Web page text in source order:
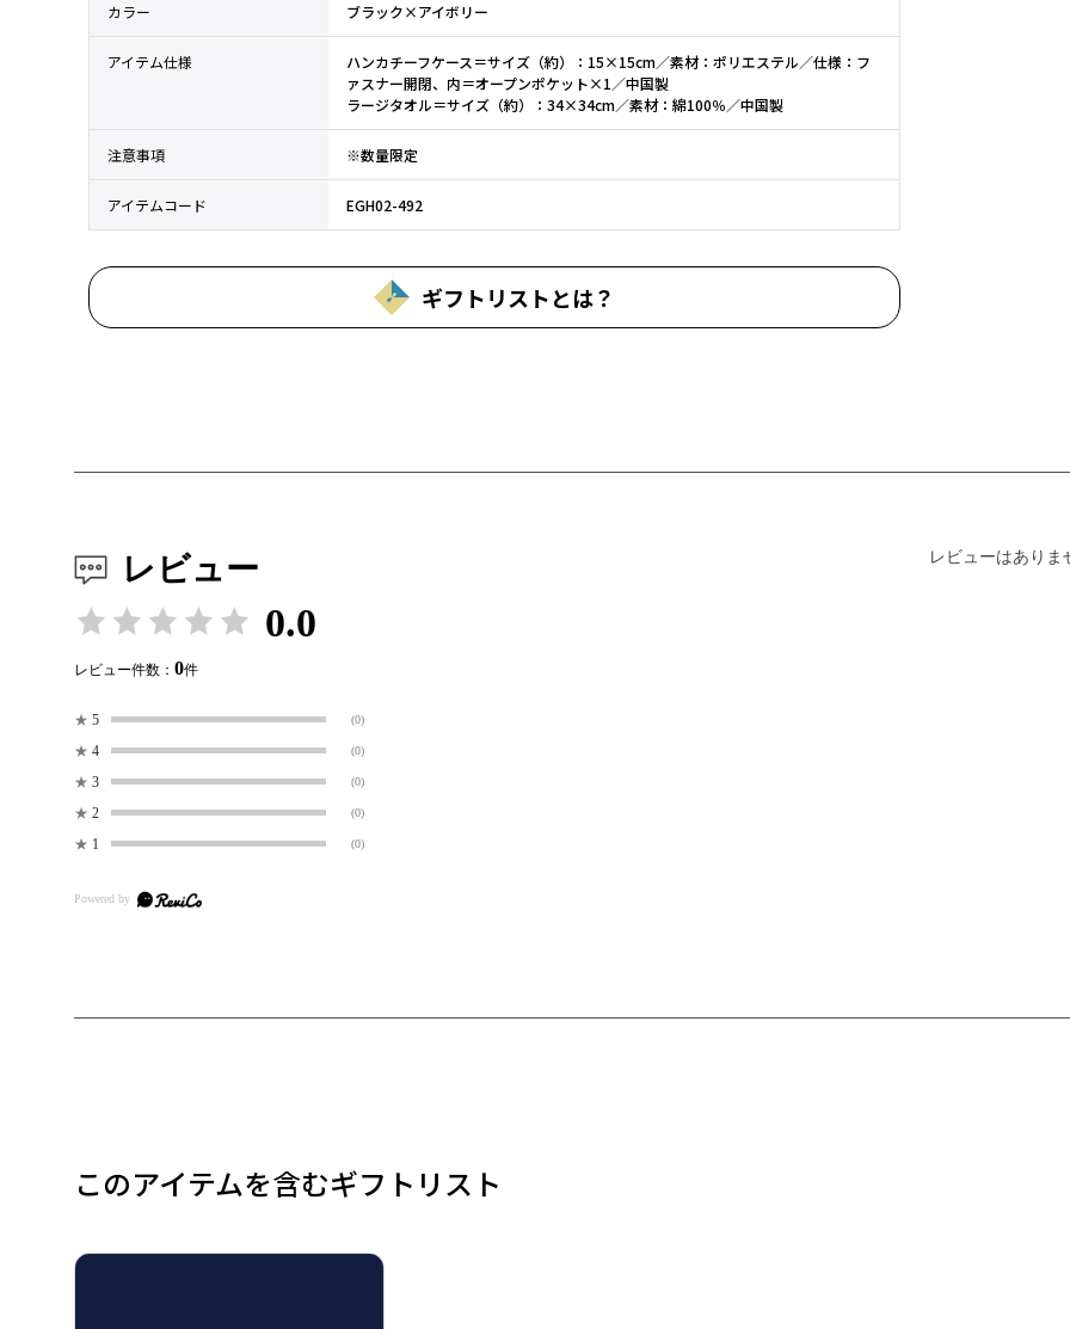
カラー ブラック×アイボリー
アイテム仕様
ハンカチーフケース＝サイズ（約）：15×15cm／素材：ポリエステル／仕様：フ
ァスナー開閉、内＝オープンポケット×1／中国製
ラージタオル＝サイズ（約）：34×34cm／素材：綿100％／中国製
注意事項 ※数量限定
アイテムコード EGH02-492
ギフトリストとは？
レビュー
0.0
レビュー件数： 0件
★ 5 (0)
★ 4 (0)
★ 3 (0)
★ 2 (0)
★ 1 (0)
レビューはありま
このアイテムを含むギフトリスト